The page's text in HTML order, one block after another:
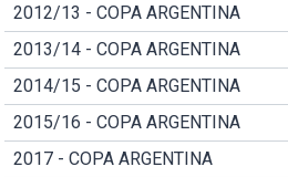
2012/13 - COPA ARGENTINA
2013/14 - COPA ARGENTINA
2014/15 - COPA ARGENTINA
2015/16 - COPA ARGENTINA
2017 - COPA ARGENTINA